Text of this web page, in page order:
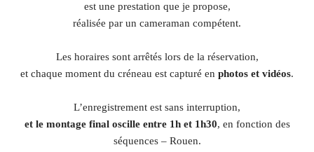
est une prestation que je propose,
réalisée par un cameraman compétent.
Les horaires sont arrêtés lors de la réservation,
et chaque moment du créneau est capturé en photos et vidéos.
L’enregistrement est sans interruption,
et le montage final oscille entre 1h et 1h30, en fonction des
séquences – Rouen.